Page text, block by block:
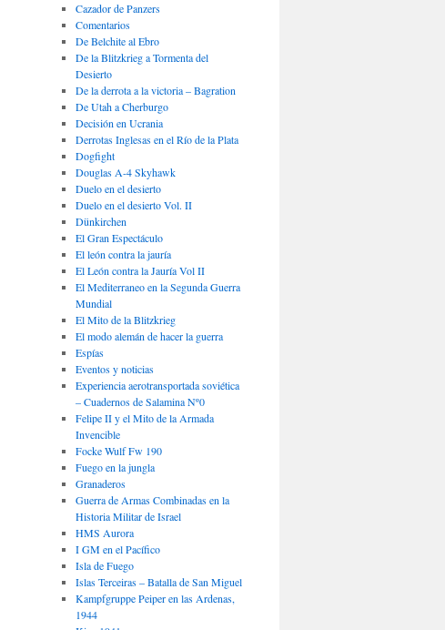
Cazador de Panzers
Comentarios
De Belchite al Ebro
De la Blitzkrieg a Tormenta del
Desierto
De la derrota a la victoria – Bagration
De Utah a Cherburgo
Decisión en Ucrania
Derrotas Inglesas en el Río de la Plata
Dogfight
Douglas A-4 Skyhawk
Duelo en el desierto
Duelo en el desierto Vol. II
Dünkirchen
El Gran Espectáculo
El león contra la jauría
El León contra la Jauría Vol II
El Mediterraneo en la Segunda Guerra
Mundial
El Mito de la Blitzkrieg
El modo alemán de hacer la guerra
Espías
Eventos y noticias
Experiencia aerotransportada soviética
– Cuadernos de Salamina Nº0
Felipe II y el Mito de la Armada
Invencible
Focke Wulf Fw 190
Fuego en la jungla
Granaderos
Guerra de Armas Combinadas en la
Historia Militar de Israel
HMS Aurora
I GM en el Pacífico
Isla de Fuego
Islas Terceiras – Batalla de San Miguel
Kampfgruppe Peiper en las Ardenas,
1944